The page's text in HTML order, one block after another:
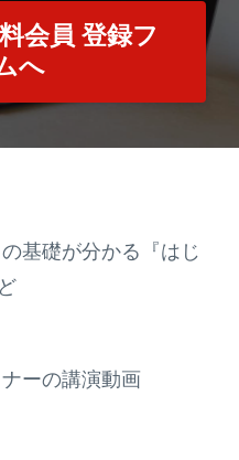
会員 登録フ
へ
基礎が分かる『はじ
ーの講演動画